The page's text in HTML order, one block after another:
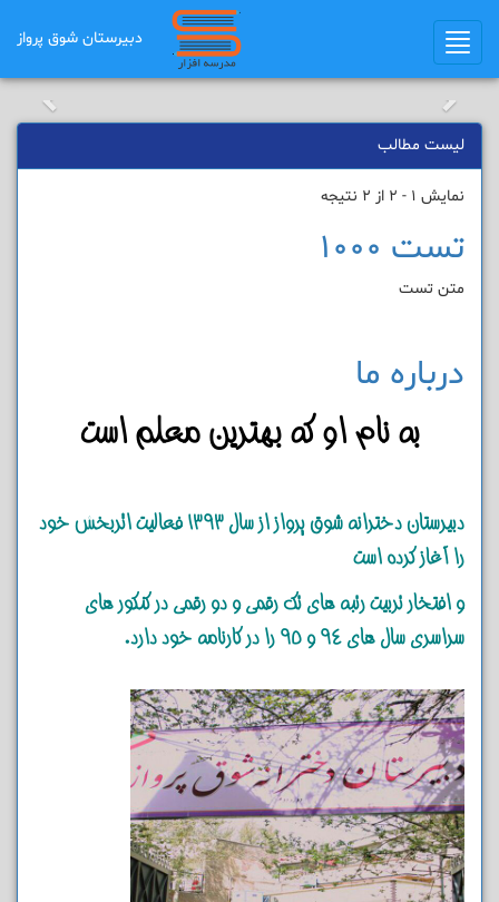
Toggle
navigation
دبیرستان شوق ﭘرواز
لیست مطالب
نمایش 1 - 2 از 2 نتیجه
تست 1000
متن تست
درباره ما
به نام او که بهترین معلم است
دبیرستان دخترانه شوق پرواز از سال 1393 فعالیت اثربخش خود
را آغاز کرده است
و افتخار تربیت رتبه های تک رقمی و دو رقمی در کنکور های
سراسری سال های 94 و 95 را در کارنامه خود دارد.